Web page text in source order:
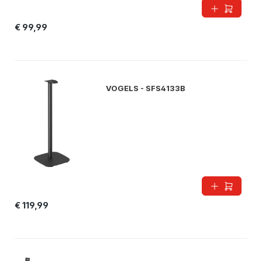
€ 99,99
VOGELS - SFS4133B
€ 119,99